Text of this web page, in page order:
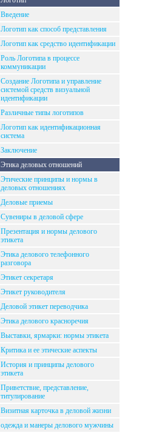
Введение
Логотип как способ представления
Логотип как средство идентификации
Роль Логотипа в процессе
коммуникации
Создание Логотипа и управление
системой средств визуальной
идентификации
Различные типы логотипов
Логотип как идентификационная
система
Заключение
Этика деловых отношений
Этические принципы и нормы в
деловых отношениях
Деловые приемы
Сувениры в деловой сфере
Презентация и нормы делового
этикета
Этика делового телефонного
разговора
Этикет секретаря
Этикет руководителя
Деловой этикет переводчика
Этика делового красноречия
Выставки, ярмарки: нормы этикета
Критика и ее этические аспекты
История и принципы делового
этикета
Приветствие, представление,
титулирование
Визитная карточка в деловой жизни
одежда и манеры делового мужчины